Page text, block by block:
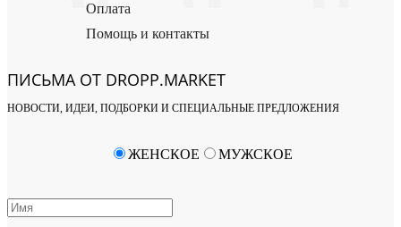
Оплата
Помощь и контакты
ПИСЬМА ОТ DROPP.MARKET
НОВОСТИ, ИДЕИ, ПОДБОРКИ И СПЕЦИАЛЬНЫЕ ПРЕДЛОЖЕНИЯ
ЖЕНСКОЕ МУЖСКОЕ